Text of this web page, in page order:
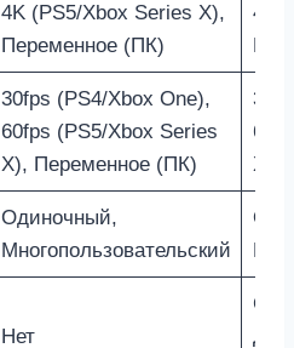
4K (PS5/Xbox Series X),
Переменное (ПК)
4K
30fps (PS4/Xbox One),
60fps (PS5/Xbox Series
X), Переменное (ПК)
X),
Одиночный,
Многопользовательский
Нет